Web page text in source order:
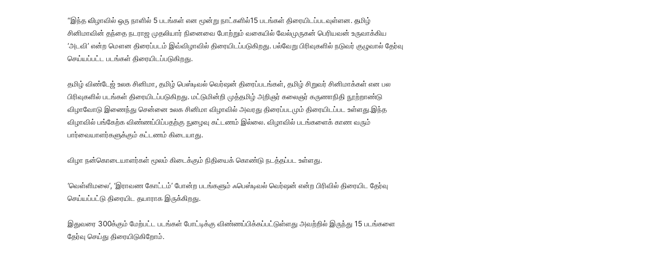
‘‘இந்த விழாவில் ஒரு நாளில் 5 படங்கள் என மூன்று நாட்களில்15 படங்கள் திரையிடப்படவுள்ளன. தமிழ்
சினிமாவின் தந்தை நடராஜ முதலியார் நினைவை போற்றும் வகையில் வேல்முருகன் பெரியவன் உருவாக்கிய
‘அடவி’ என்ற மௌன திரைப்படம் இவ்விழாவில் திரையிடப்படுகிறது. பல்வேறு பிரிவுகளில் நடுவர் குழுவால் தேர்வு
செய்யப்பட்ட படங்கள் திரையிடப்படுகிறது.
தமிழ் விண்டேஜ் உலக சினிமா, தமிழ் பெஸ்டிவல் வெர்ஷன் திரைப்படங்கள், தமிழ் சிறுவர் சினிமாக்கள் என பல
பிரிவுகளில் படங்கள் திரையிடப்படுகிறது. மட்டுமின்றி முத்தமிழ் அறிஞர் கலைஞர் கருணாநிதி நூற்றாண்டு
விழாவோடு இணைந்து சென்னை உலக சினிமா விழாவில் அவரது திரைப்படமும் திரையிடப்பட உள்ளது.இந்த
விழாவில் பங்கேற்க விண்ணப்பிப்பதற்கு நுழைவு கட்டணம் இல்லை. விழாவில் படங்களைக் காண வரும்
பார்வையாளர்களுக்கும் கட்டணம் கிடையாது.
விழா நன்கொடையாளர்கள் மூலம் கிடைக்கும் நிதியைக் கொண்டு நடத்தப்பட உள்ளது.
‘வெள்ளிமலை’, ‘இராவண கோட்டம்’ போன்ற படங்களும் ஃபெஸ்டிவல் வெர்ஷன் என்ற பிரிவில் திரையிட தேர்வு
செய்யப்பட்டு திரையிட தயாராக இருக்கிறது.
இதுவரை 300க்கும் மேற்பட்ட படங்கள் போட்டிக்கு விண்ணப்பிக்கப்பட்டுள்ளது அவற்றில் இருந்து 15 படங்களை
தேர்வு செய்து திரையிடுகிறோம்.